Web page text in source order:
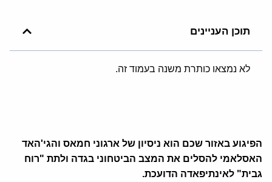
תוכן העניינים
לא נמצאו כותרת משנה בעמוד זה.
הפיגוע באזור שכם הוא ניסיון של ארגוני חמאס והגי'האד
האסלאמי להסלים את המצב הביטחוני בגדה ולתת "רוח
גבית" לאינתיפאדה הדועכת.